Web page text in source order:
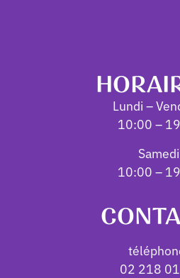
Lundi –
10:00 –
Samedi
10:00 –
02 218